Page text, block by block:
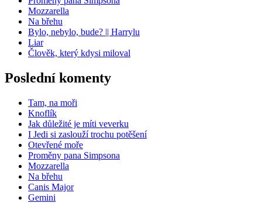
Mozzarella
Na břehu
Bylo, nebylo, bude? || Harrylu
Liar
Člověk, který kdysi miloval
Poslední komenty
Tam, na moři
Knoflík
Jak důležité je míti veverku
I Jedi si zaslouží trochu potěšení
Otevřené moře
Proměny pana Simpsona
Mozzarella
Na břehu
Canis Major
Gemini